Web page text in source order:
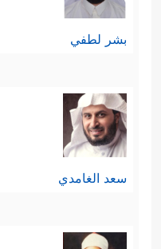
بشر لطفي
سعد الغامدي